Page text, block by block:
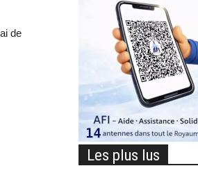
de
Les plus lus